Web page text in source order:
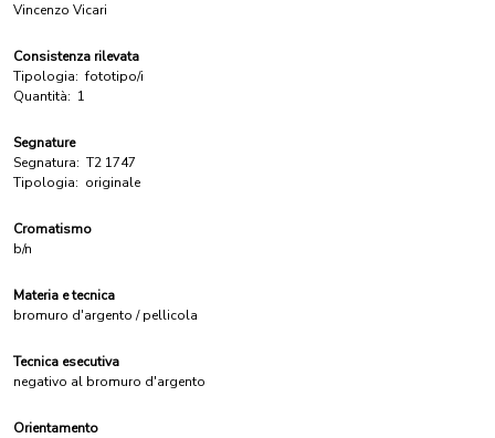
Vincenzo Vicari
Consistenza rilevata
Tipologia: fototipo/i
Quantità: 1
Segnature
Segnatura: T2 1747
Tipologia: originale
Cromatismo
b/n
Materia e tecnica
bromuro d'argento / pellicola
Tecnica esecutiva
negativo al bromuro d'argento
Orientamento